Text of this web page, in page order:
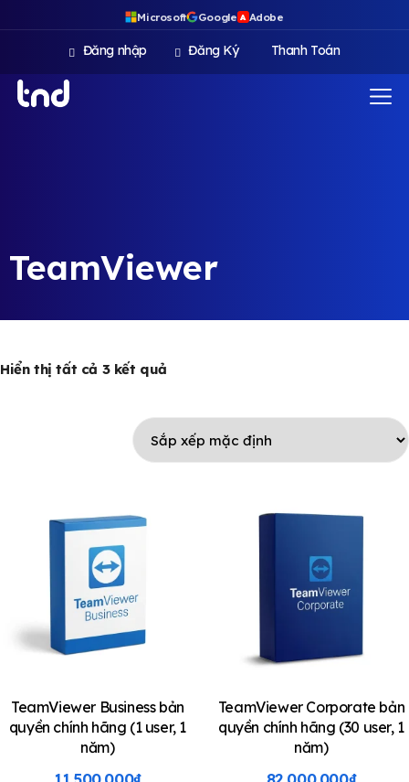
Microsoft Google A Adobe
Đăng nhập Đăng Ký Thanh Toán
TeamViewer
Hiển thị tất cả 3 kết quả
TeamViewer Business bản
quyền chính hãng (1 user, 1
năm)
TeamViewer Corporate bản
quyền chính hãng (30 user, 1
năm)